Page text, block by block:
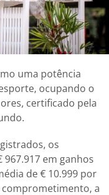
uma potência
ocupando o
certificado pela
os
em ganhos
de € 10.999 por
a